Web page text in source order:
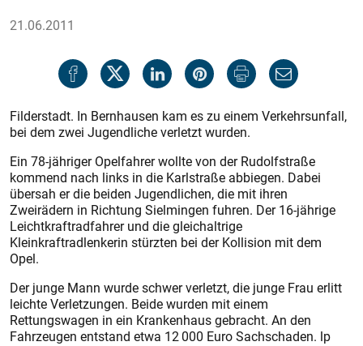
21.06.2011
Filderstadt. In Bernhausen kam es zu einem Verkehrsunfall,
bei dem zwei Jugendliche verletzt wurden.
Ein 78-jähriger Opelfahrer wollte von der Rudolfstraße
kommend nach links in die Karlstraße abbiegen. Dabei
übersah er die beiden Jugendlichen, die mit ihren
Zweirädern in Richtung Sielmingen fuhren. Der 16-jährige
Leichtkraftradfahrer und die gleichaltrige
Kleinkraftradlenkerin stürzten bei der Kollision mit dem
Opel.
Der junge Mann wurde schwer verletzt, die junge Frau erlitt
leichte Verletzungen. Beide wurden mit einem
Rettungswagen in ein Krankenhaus gebracht. An den
Fahrzeugen entstand etwa 12 000 Euro Sachschaden. lp